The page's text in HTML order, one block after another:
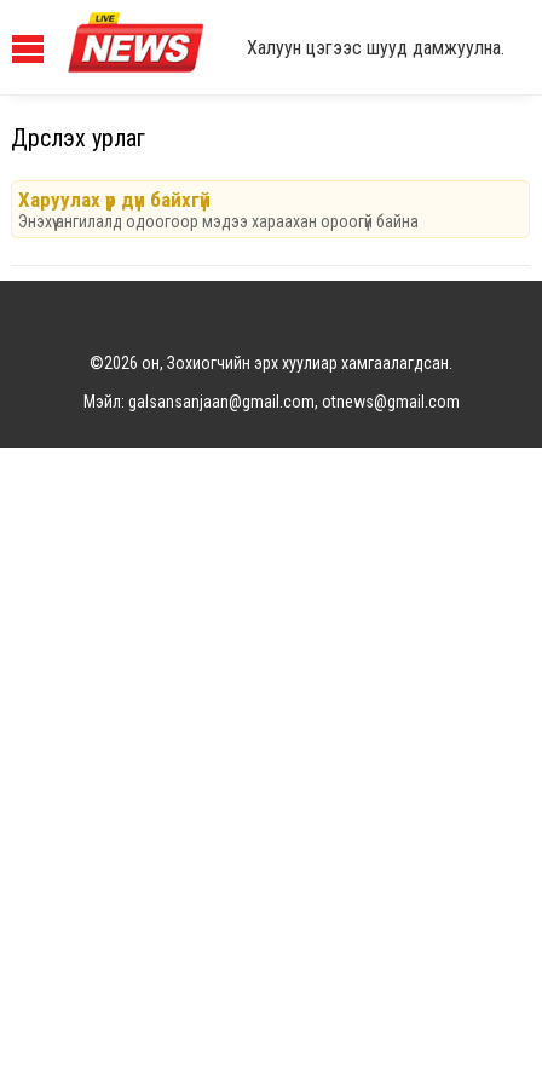
Халуун цэгээс шууд дамжуулна.
Дүрслэх урлаг
Харуулах үр дүн байхгүй
Энэхүү ангилалд одоогоор мэдээ хараахан ороогүй байна
©2026 он, Зохиогчийн эрх хуулиар хамгаалагдсан.
Мэйл: galsansanjaan@gmail.com, otnews@gmail.com